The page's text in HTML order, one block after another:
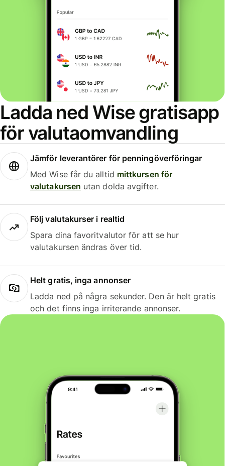
Ladda ned Wise gratisapp
för valutaomvandling
Jämför leverantörer för penningöverföringar
Med Wise får du alltid mittkursen för
valutakursen utan dolda avgifter.
Följ valutakurser i realtid
Spara dina favoritvalutor för att se hur
valutakursen ändras över tid.
Helt gratis, inga annonser
Ladda ned på några sekunder. Den är helt gratis
och det finns inga irriterande annonser.